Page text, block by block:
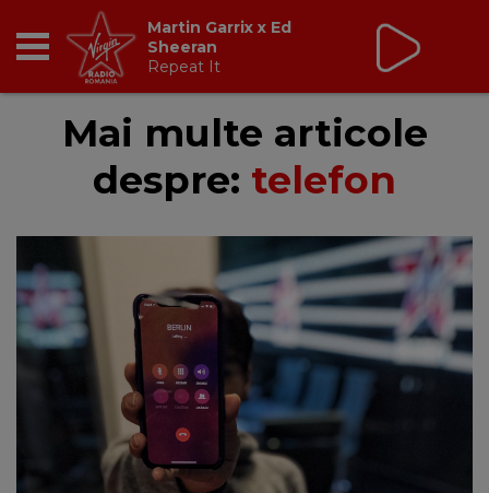
RADIO
BREAKFAST
TIC TALK
CÂȘTIGĂ
HOT 30
DANCEFLOOR CHART
RADIO ACADEMY
Tic Talk
cu Oana Tache
10:00 - 13:00
Mai multe articole
despre: telefon